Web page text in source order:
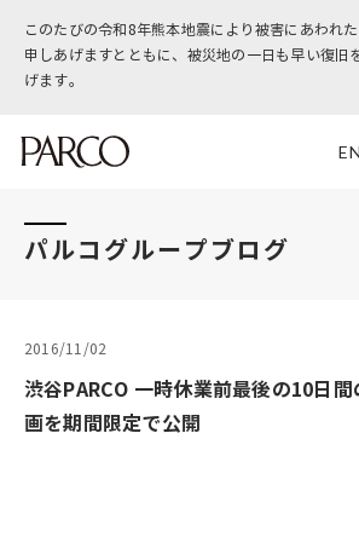
このたびの令和8年熊本地震により被害にあわれ
申しあげますとともに、被災地の一日も早い復旧
げます。
パルコグループブログ
2016/11/02
渋谷PARCO 一時休業前最後の10日
画を期間限定で公開